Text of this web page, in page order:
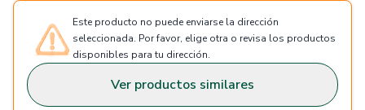
Este producto no puede enviarse la dirección
seleccionada. Por favor, elige otra o revisa los productos
disponibles para tu dirección.
Ver productos similares